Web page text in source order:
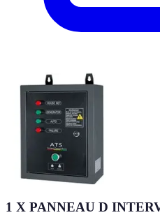
1 X PANNEAU D